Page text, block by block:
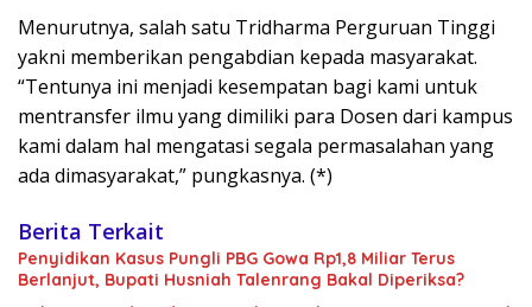
Menurutnya, salah satu Tridharma Perguruan Tinggi
yakni memberikan pengabdian kepada masyarakat.
“Tentunya ini menjadi kesempatan bagi kami untuk
mentransfer ilmu yang dimiliki para Dosen dari kampus
kami dalam hal mengatasi segala permasalahan yang
ada dimasyarakat,” pungkasnya. (*)
Berita Terkait
Penyidikan Kasus Pungli PBG Gowa Rp1,8 Miliar Terus
Berlanjut, Bupati Husniah Talenrang Bakal Diperiksa?